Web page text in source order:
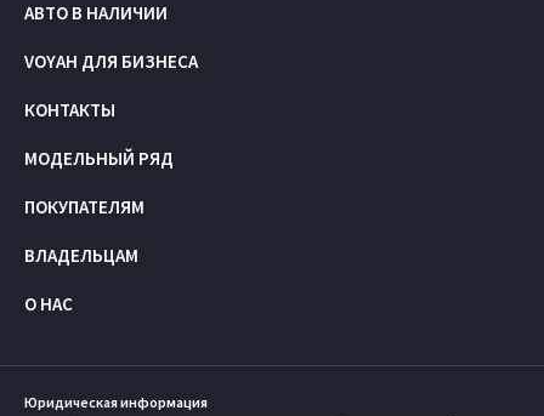
АВТО В НАЛИЧИИ
VOYAH ДЛЯ БИЗНЕСА
КОНТАКТЫ
МОДЕЛЬНЫЙ РЯД
ПОКУПАТЕЛЯМ
ВЛАДЕЛЬЦАМ
О НАС
Юридическая информация